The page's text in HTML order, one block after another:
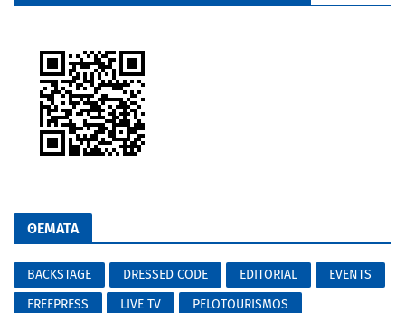
ΘΕΜΑΤΑ
BACKSTAGE DRESSED CODE EDITORIAL
EVENTS
FREEPRESS
LIVE TV
PELOTOURISMOS